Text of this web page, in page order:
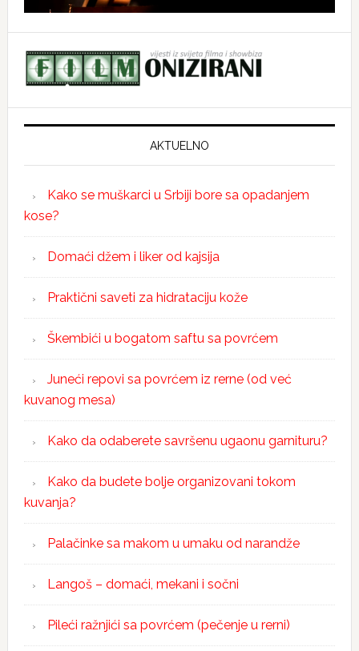
AKTUELNO
Kako se muškarci u Srbiji bore sa opadanjem
kose?
Domaći džem i liker od kajsija
Praktični saveti za hidrataciju kože
Škembići u bogatom saftu sa povrćem
Juneći repovi sa povrćem iz rerne (od već
kuvanog mesa)
Kako da odaberete savršenu ugaonu garnituru?
Kako da budete bolje organizovani tokom
kuvanja?
Palačinke sa makom u umaku od narandže
Langoš – domaći, mekani i sočni
Pileći ražnjići sa povrćem (pečenje u rerni)